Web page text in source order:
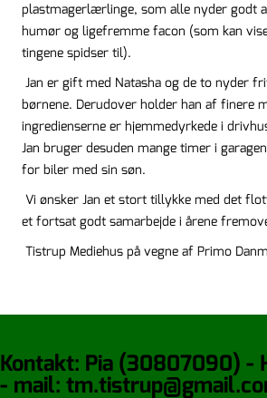
plastmagerlærlinge, som alle nyder godt
humør og ligefremme facon (som kan
tingene spidser til).
Jan er gift med Natasha og de to nyder
børnene. Derudover holder han af finere
ingredienserne er hjemmedyrkede i
Jan bruger desuden mange timer i
for biler med sin søn.
Vi ønsker Jan et stort tillykke med det
et fortsat godt samarbejde i årene
Tistrup Mediehus på vegne af Primo
Kontakt: Pia (30807090) -
- mail: